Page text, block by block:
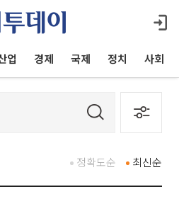
업 경제 국제 정치 사회
최신순
정확도순